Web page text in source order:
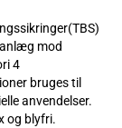
mod
4
bruges til
anvendelser.
og blyfri.